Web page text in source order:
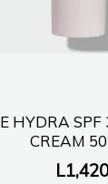
HYDRA
CREAM
L1,420